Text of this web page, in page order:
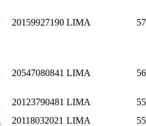
20159927190 LIMA
20547080841 LIMA
20123790481 LIMA
20118032021 LIMA